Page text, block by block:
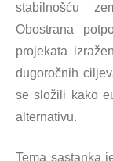
stabilnošću
Obostrana
projekata
dugoročnih
se složili kako
alternativu.
Tema sastanka